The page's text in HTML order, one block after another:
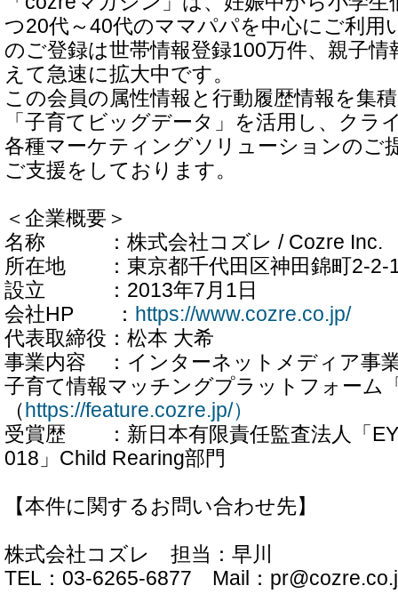
つ20代～40代のママパパを中心にご利用
のご登録は世帯情報登録100万件、親子情
えて急速に拡大中です。
この会員の属性情報と行動履歴情報を集
「子育てビッグデータ」を活用し、クラ
各種マーケティングソリューションのご
ご支援をしております。
＜企業概要＞
名称 ：株式会社コズレ / Cozre Inc.
所在地 ：東京都千代田区神田錦町2-2-
設立 ：2013年7月1日
会社HP ： https://www.cozre.co.jp/
代表取締役：松本 大希
事業内容 ：インターネットメディア事
子育て情報マッチングプラットフォーム
（ https://feature.cozre.jp/）
受賞歴 ：新日本有限責任監査法人「EY
018」Child Rearing部門
【本件に関するお問い合わせ先】
株式会社コズレ 担当：早川
TEL：03-6265-6877 Mail：